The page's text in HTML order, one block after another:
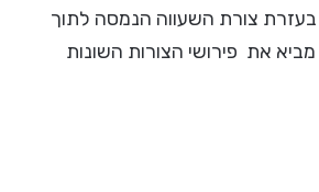
בעזרת צורת השעווה הנמסה לתוך
את פירושי הצורות השונות